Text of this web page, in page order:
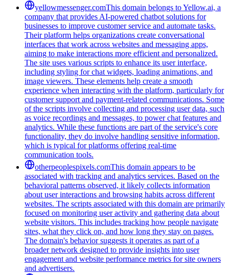
yellowmessenger.comThis domain belongs to Yellow.ai, a
company that provides AI-powered chatbot solutions for
businesses to improve customer service and automate tasks.
Their platform helps organizations create conversational
interfaces that work across websites and messaging apps,
aiming to make interactions more efficient and personalized.
The site uses various scripts to enhance its user interface,
including styling for chat widgets, loading animations, and
image viewers. These elements help create a smooth
experience when interacting with the platform, particularly for
customer support and payment-related communications. Some
of the scripts involve collecting and processing user data, such
as voice recordings and messages, to power chat features and
analytics. While these functions are part of the service's core
functionality, they do involve handling sensitive information,
which is typical for platforms offering real-time
communication tools.
otherpeoplespixels.comThis domain appears to be
associated with tracking and analytics services. Based on the
behavioral patterns observed, it likely collects information
about user interactions and browsing habits across different
websites. The scripts associated with this domain are primarily
focused on monitoring user activity and gathering data about
website visitors. This includes tracking how people navigate
sites, what they click on, and how long they stay on pages.
The domain's behavior suggests it operates as part of a
broader network designed to provide insights into user
engagement and website performance metrics for site owners
and advertisers.